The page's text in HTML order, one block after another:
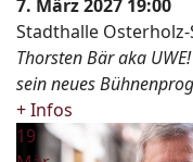
7. März 2027 19:00
Stadthalle
Thorsten Bär aka
sein neues
+ Infos
19